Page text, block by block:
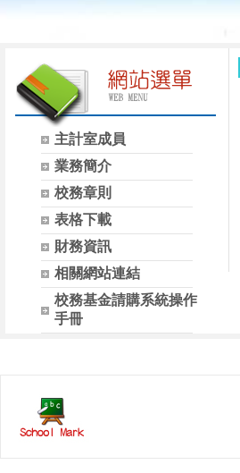
主計室成員
業務簡介
校務章則
表格下載
財務資訊
相關網站連結
校務基金請購系統操作
手冊